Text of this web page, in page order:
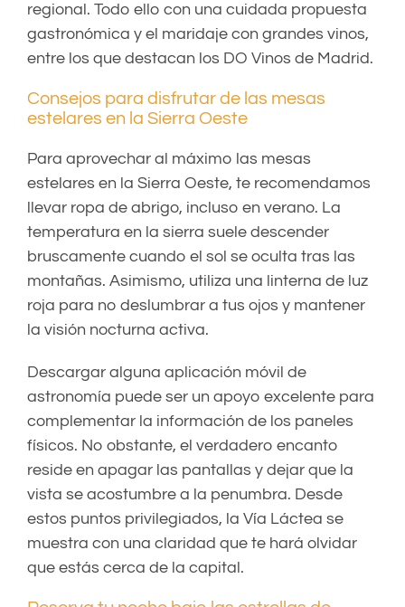
regional. Todo ello con una cuidada propuesta
gastronómica y el maridaje con grandes vinos,
entre los que destacan los DO Vinos de Madrid.
Consejos para disfrutar de las mesas
estelares en la Sierra Oeste
Para aprovechar al máximo las mesas
estelares en la Sierra Oeste, te recomendamos
llevar ropa de abrigo, incluso en verano. La
temperatura en la sierra suele descender
bruscamente cuando el sol se oculta tras las
montañas. Asimismo, utiliza una linterna de luz
roja para no deslumbrar a tus ojos y mantener
la visión nocturna activa.
Descargar alguna aplicación móvil de
astronomía puede ser un apoyo excelente para
complementar la información de los paneles
físicos. No obstante, el verdadero encanto
reside en apagar las pantallas y dejar que la
vista se acostumbre a la penumbra. Desde
estos puntos privilegiados, la Vía Láctea se
muestra con una claridad que te hará olvidar
que estás cerca de la capital.